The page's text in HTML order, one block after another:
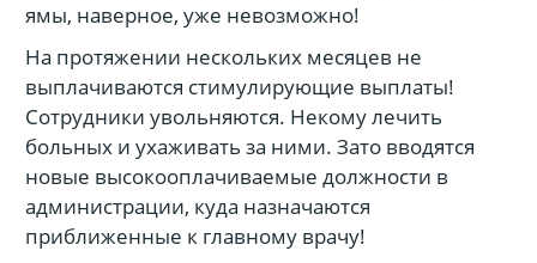
ямы, наверное, уже невозможно!
На протяжении нескольких месяцев не
выплачиваются стимулирующие выплаты!
Сотрудники увольняются. Некому лечить
больных и ухаживать за ними. Зато вводятся
новые высокооплачиваемые должности в
администрации, куда назначаются
приближенные к главному врачу!